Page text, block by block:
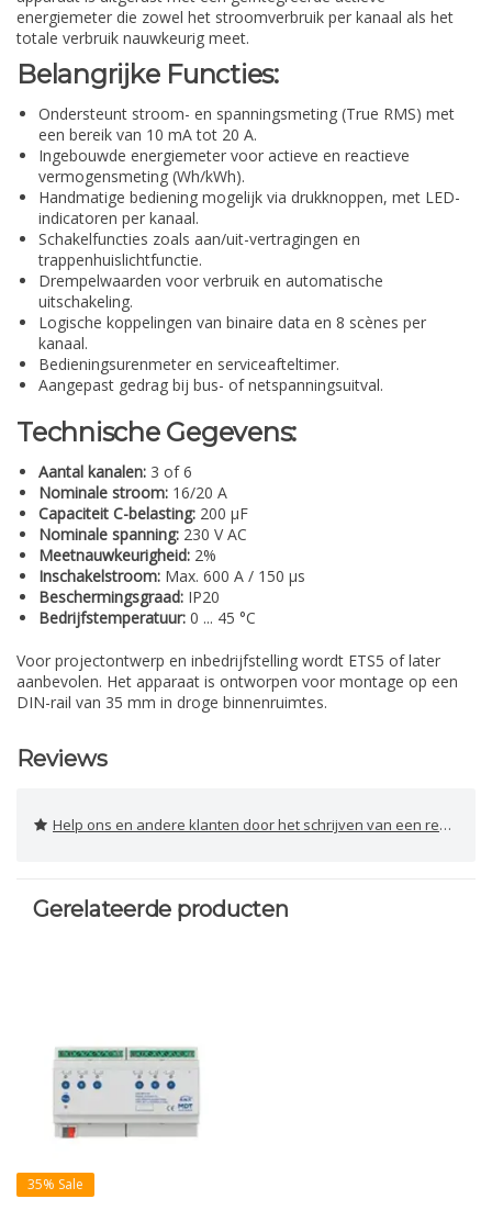
energiemeter die zowel het stroomverbruik per kanaal als het
totale verbruik nauwkeurig meet.
Belangrijke Functies:
Ondersteunt stroom- en spanningsmeting (True RMS) met
een bereik van 10 mA tot 20 A.
Ingebouwde energiemeter voor actieve en reactieve
vermogensmeting (Wh/kWh).
Handmatige bediening mogelijk via drukknoppen, met LED-
indicatoren per kanaal.
Schakelfuncties zoals aan/uit-vertragingen en
trappenhuislichtfunctie.
Drempelwaarden voor verbruik en automatische
uitschakeling.
Logische koppelingen van binaire data en 8 scènes per
kanaal.
Bedieningsurenmeter en serviceafteltimer.
Aangepast gedrag bij bus- of netspanningsuitval.
Technische Gegevens:
Aantal kanalen: 3 of 6
Nominale stroom: 16/20 A
Capaciteit C-belasting: 200 µF
Nominale spanning: 230 V AC
Meetnauwkeurigheid: 2%
Inschakelstroom: Max. 600 A / 150 µs
Beschermingsgraad: IP20
Bedrijfstemperatuur: 0 ... 45 °C
Voor projectontwerp en inbedrijfstelling wordt ETS5 of later
aanbevolen. Het apparaat is ontworpen voor montage op een
DIN-rail van 35 mm in droge binnenruimtes.
Reviews
Help ons en andere klanten door het schrijven van een review
Gerelateerde producten
35% Sale